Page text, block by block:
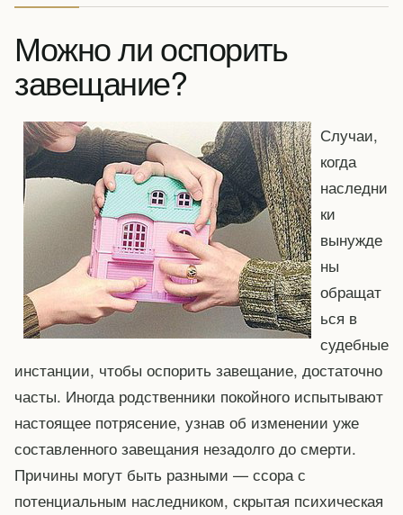
Можно ли оспорить
завещание?
Случаи,
когда
наследни
ки
вынужде
ны
обращат
ься в
судебные
инстанции, чтобы оспорить завещание, достаточно
часты. Иногда родственники покойного испытывают
настоящее потрясение, узнав об изменении уже
составленного завещания незадолго до смерти.
Причины могут быть разными — ссора с
потенциальным наследником, скрытая психическая